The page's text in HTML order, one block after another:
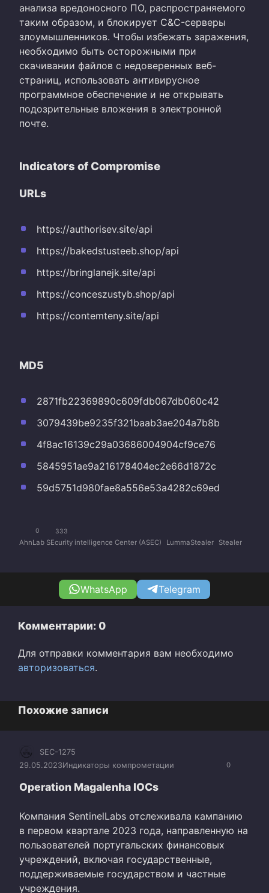
анализа вредоносного ПО, распространяемого
таким образом, и блокирует C&C-серверы
злоумышленников. Чтобы избежать заражения,
необходимо быть осторожными при
скачивании файлов с недоверенных веб-
страниц, использовать антивирусное
программное обеспечение и не открывать
подозрительные вложения в электронной
почте.
Indicators of Compromise
URLs
https://authorisev.site/api
https://bakedstusteeb.shop/api
https://bringlanejk.site/api
https://conceszustyb.shop/api
https://contemteny.site/api
MD5
2871fb22369890c609fdb067db060c42
3079439be9235f321baab3ae204a7b8b
4f8ac16139c29a03686004904cf9ce76
5845951ae9a216178404ec2e66d1872c
59d5751d980fae8a556e53a4282c69ed
0 333
AhnLab SEcurity intelligence Center (ASEC) LummaStealer Stealer
WhatsApp Telegram
Комментарии: 0
Для отправки комментария вам необходимо
авторизоваться.
Похожие записи
0
SEC-1275
29.05.2023Индикаторы компрометации
Operation Magalenha IOCs
Компания SentinelLabs отслеживала кампанию
в первом квартале 2023 года, направленную на
пользователей португальских финансовых
учреждений, включая государственные,
поддерживаемые государством и частные
учреждения.